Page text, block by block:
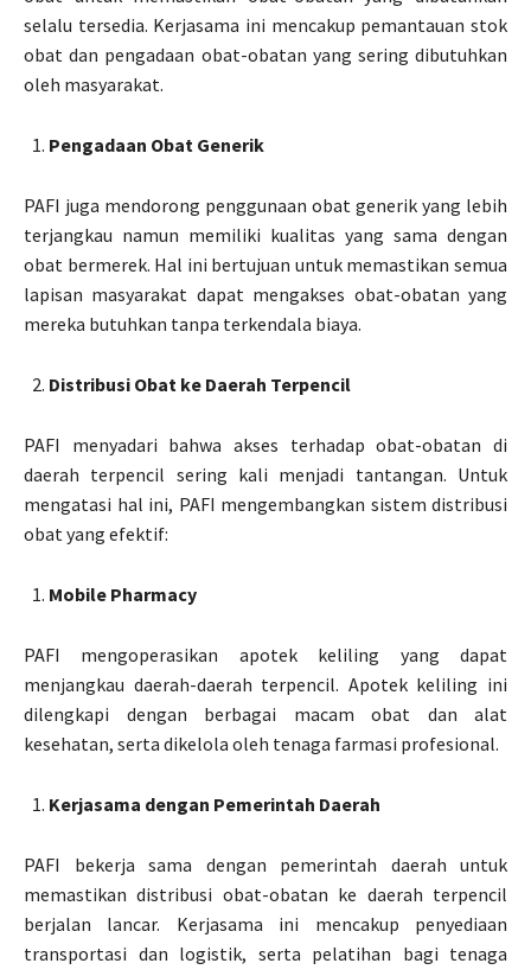
selalu tersedia. Kerjasama ini mencakup pemantauan stok
obat dan pengadaan obat-obatan yang sering dibutuhkan
oleh masyarakat.
Pengadaan Obat Generik
PAFI juga mendorong penggunaan obat generik yang lebih
terjangkau namun memiliki kualitas yang sama dengan
obat bermerek. Hal ini bertujuan untuk memastikan semua
lapisan masyarakat dapat mengakses obat-obatan yang
mereka butuhkan tanpa terkendala biaya.
Distribusi Obat ke Daerah Terpencil
PAFI menyadari bahwa akses terhadap obat-obatan di
daerah terpencil sering kali menjadi tantangan. Untuk
mengatasi hal ini, PAFI mengembangkan sistem distribusi
obat yang efektif:
Mobile Pharmacy
PAFI mengoperasikan apotek keliling yang dapat
menjangkau daerah-daerah terpencil. Apotek keliling ini
dilengkapi dengan berbagai macam obat dan alat
kesehatan, serta dikelola oleh tenaga farmasi profesional.
Kerjasama dengan Pemerintah Daerah
PAFI bekerja sama dengan pemerintah daerah untuk
memastikan distribusi obat-obatan ke daerah terpencil
berjalan lancar. Kerjasama ini mencakup penyediaan
transportasi dan logistik, serta pelatihan bagi tenaga